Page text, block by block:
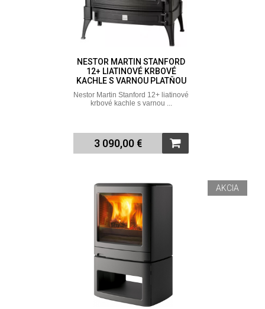
NESTOR MARTIN STANFORD
12+ LIATINOVÉ KRBOVÉ
KACHLE S VARNOU PLATŇOU
Nestor Martin Stanford 12+ liatinové
krbové kachle s varnou ...
3 090,00 €
AKCIA